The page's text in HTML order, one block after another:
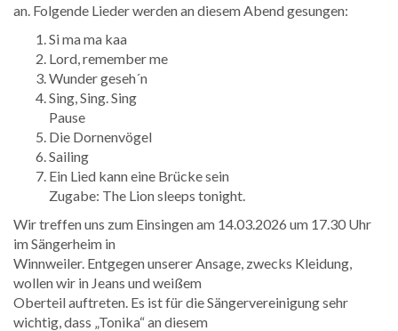
an. Folgende Lieder werden an diesem Abend gesungen:
Si ma ma kaa
Lord, remember me
Wunder geseh´n
Sing, Sing. Sing
Pause
Die Dornenvögel
Sailing
Ein Lied kann eine Brücke sein
Zugabe: The Lion sleeps tonight.
Wir treffen uns zum Einsingen am 14.03.2026 um 17.30 Uhr
im Sängerheim in
Winnweiler. Entgegen unserer Ansage, zwecks Kleidung,
wollen wir in Jeans und weißem
Oberteil auftreten. Es ist für die Sängervereinigung sehr
wichtig, dass „Tonika“ an diesem